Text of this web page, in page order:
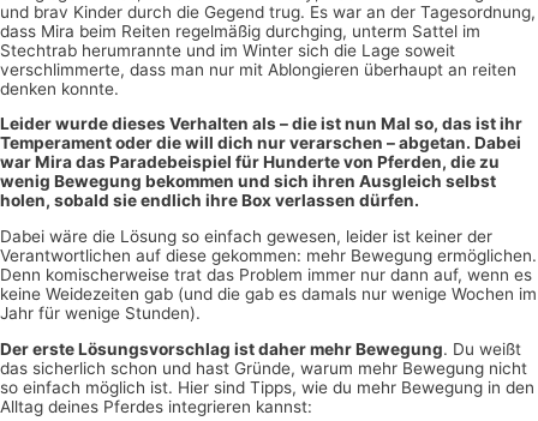
und brav Kinder durch die Gegend trug. Es war an der Tagesordnung,
dass Mira beim Reiten regelmäßig durchging, unterm Sattel im
Stechtrab herumrannte und im Winter sich die Lage soweit
verschlimmerte, dass man nur mit Ablongieren überhaupt an reiten
denken konnte.
Leider wurde dieses Verhalten als – die ist nun Mal so, das ist ihr
Temperament oder die will dich nur verarschen – abgetan. Dabei
war Mira das Paradebeispiel für Hunderte von Pferden, die zu
wenig Bewegung bekommen und sich ihren Ausgleich selbst
holen, sobald sie endlich ihre Box verlassen dürfen.
Dabei wäre die Lösung so einfach gewesen, leider ist keiner der
Verantwortlichen auf diese gekommen: mehr Bewegung ermöglichen.
Denn komischerweise trat das Problem immer nur dann auf, wenn es
keine Weidezeiten gab (und die gab es damals nur wenige Wochen im
Jahr für wenige Stunden).
Der erste Lösungsvorschlag ist daher mehr Bewegung. Du weißt
das sicherlich schon und hast Gründe, warum mehr Bewegung nicht
so einfach möglich ist. Hier sind Tipps, wie du mehr Bewegung in den
Alltag deines Pferdes integrieren kannst: